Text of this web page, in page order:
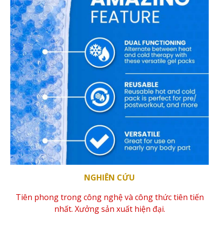
NGHIÊN CỨU
Tiên phong trong công nghệ và công thức tiên tiến
nhất. Xưởng sản xuất hiện đại.